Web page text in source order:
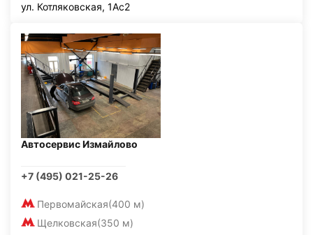
ул. Котляковская, 1Ас2
Автосервис Измайлово
+7 (495) 021-25-26
Первомайская(400 м)
Щелковская(350 м)